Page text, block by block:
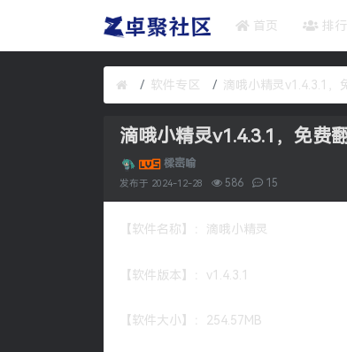
首页 排
软件专区 滴哦小精灵v1.4.3.1，
滴哦小精灵v1.4.3.1，免费
樑崈喻
发布于 2024-12-28 586 15
【软件名称】：滴哦小精灵
【软件版本】：v1.4.3.1
【软件大小】：254.57MB